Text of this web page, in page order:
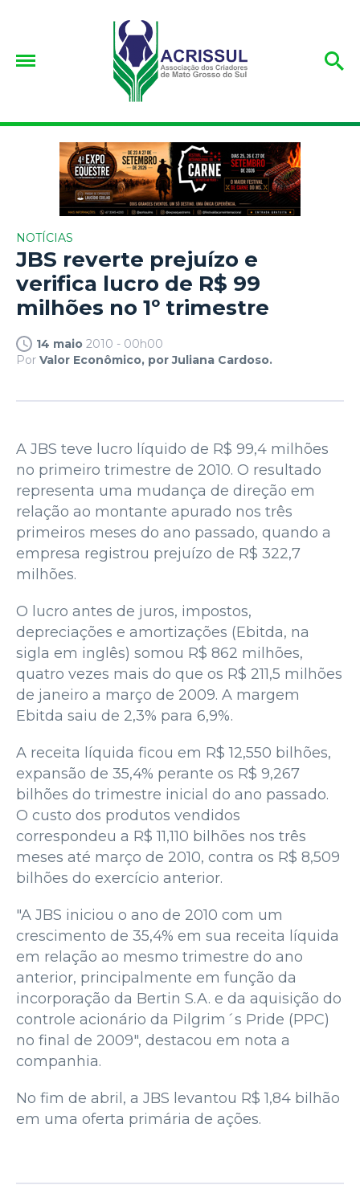
NOTÍCIAS
JBS reverte prejuízo e
verifica lucro de R$ 99
milhões no 1º trimestre
14 maio 2010 - 00h00
Por Valor Econômico, por Juliana Cardoso.
A JBS teve lucro líquido de R$ 99,4 milhões
no primeiro trimestre de 2010. O resultado
representa uma mudança de direção em
relação ao montante apurado nos três
primeiros meses do ano passado, quando a
empresa registrou prejuízo de R$ 322,7
milhões.
O lucro antes de juros, impostos,
depreciações e amortizações (Ebitda, na
sigla em inglês) somou R$ 862 milhões,
quatro vezes mais do que os R$ 211,5 milhões
de janeiro a março de 2009. A margem
Ebitda saiu de 2,3% para 6,9%.
A receita líquida ficou em R$ 12,550 bilhões,
expansão de 35,4% perante os R$ 9,267
bilhões do trimestre inicial do ano passado.
O custo dos produtos vendidos
correspondeu a R$ 11,110 bilhões nos três
meses até março de 2010, contra os R$ 8,509
bilhões do exercício anterior.
"A JBS iniciou o ano de 2010 com um
crescimento de 35,4% em sua receita líquida
em relação ao mesmo trimestre do ano
anterior, principalmente em função da
incorporação da Bertin S.A. e da aquisição do
controle acionário da Pilgrim´s Pride (PPC)
no final de 2009", destacou em nota a
companhia.
No fim de abril, a JBS levantou R$ 1,84 bilhão
em uma oferta primária de ações.